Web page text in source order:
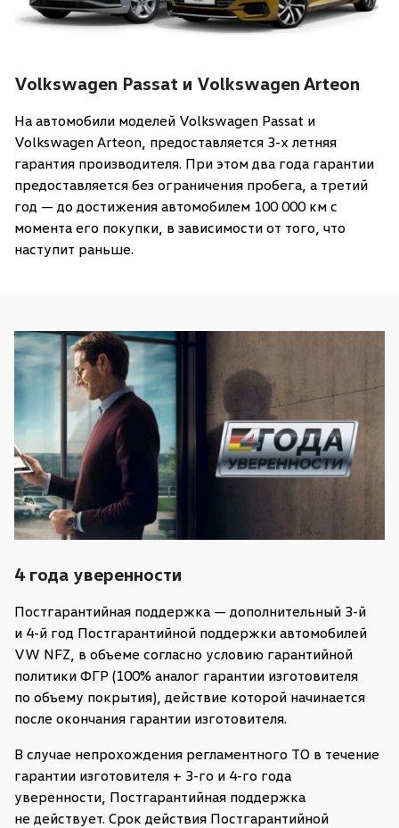
Volkswagen Passat и Volkswagen Arteon
На автомобили моделей Volkswagen Passat и
Volkswagen Arteon, предоставляется 3-х летняя
гарантия производителя. При этом два года гарантии
предоставляется без ограничения пробега, а третий
год — до достижения автомобилем 100 000 км с
момента его покупки, в зависимости от того, что
наступит раньше.
4 года уверенности
Постгарантийная поддержка — дополнительный 3-й
и 4-й год Постгарантийной поддержки автомобилей
VW NFZ, в объеме согласно условию гарантийной
политики ФГР (100% аналог гарантии изготовителя
по объему покрытия), действие которой начинается
после окончания гарантии изготовителя.
В случае непрохождения регламентного ТО в течение
гарантии изготовителя + 3-го и 4-го года
уверенности, Постгарантийная поддержка
не действует. Срок действия Постгарантийной